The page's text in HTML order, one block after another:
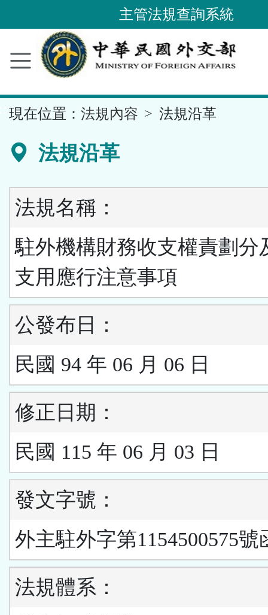
內
容
主管法規查詢系統
現在位置： 法規內容 法規沿革
法規沿革
法規名稱：
駐外機構財務收支權責劃分
支用應行注意事項
公發布日：
民國 94 年 06 月 06 日
修正日期：
民國 115 年 06 月 03 日
發文字號：
外主駐外字第1154500575號
法規體系：